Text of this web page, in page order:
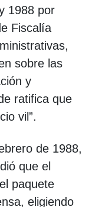
1988 por
Fiscalía
sobre las
y
ratifica que
vil”.
de 1988,
que el
paquete
eligiendo